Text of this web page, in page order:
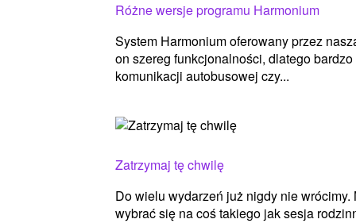
Różne wersje programu Harmonium
System Harmonium oferowany przez
on szereg funkcjonalności, dlatego
komunikacji autobusowej czy...
Zatrzymaj tę chwilę
Do wielu wydarzeń już nigdy nie
wybrać się na coś takiego jak sesja